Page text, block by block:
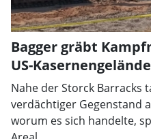
Bagger gräbt
US-
Nahe der Storck Barracks
verdächtiger Gegenstand
worum es sich handelte,